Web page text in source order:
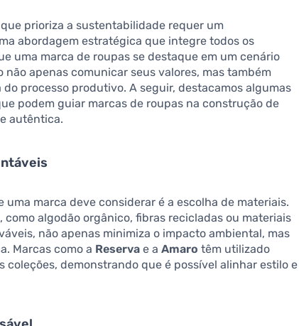
prioriza a sustentabilidade requer um
abordagem estratégica que integre todos os
uma marca de roupas se destaque em um cenário
apenas comunicar seus valores, mas também
processo produtivo. A seguir, destacamos algumas
podem guiar marcas de roupas na construção de
autêntica.
uma marca deve considerar é a escolha de materiais.
como algodão orgânico, fibras recicladas ou materiais
não apenas minimiza o impacto ambiental, mas
Marcas como a Reserva e aAmaro têm utilizado
coleções, demonstrando que é possível alinhar estilo e